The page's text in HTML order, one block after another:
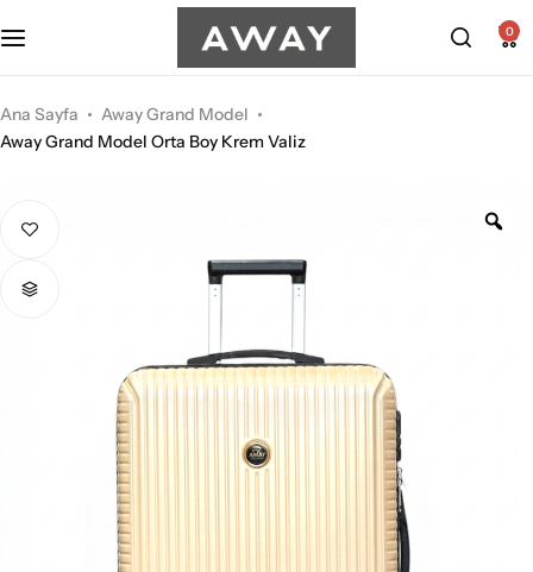
0
Ana Sayfa
Away Grand Model
Away Grand Model Orta Boy Krem Valiz